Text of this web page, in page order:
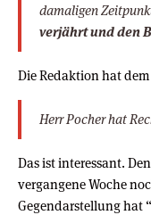
damaligen
verjährt und den
Die Redaktion hat
Herr Pocher hat
Das ist interessant.
vergangene Woche
Gegendarstellung hat